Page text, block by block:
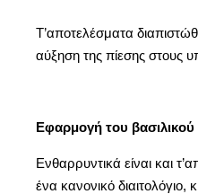
Τ’αποτελέσματα
αύξηση της πίεσης στους
Εφαρμογή του βασιλικού
Ενθαρρυντικά είναι και
ένα κανονικό